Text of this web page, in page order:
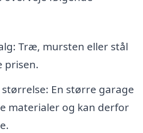
Træ, mursten eller stål
prisen.
En større garage
materialer og kan derfor